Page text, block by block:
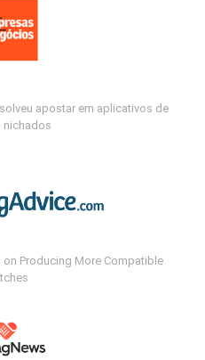
apostar em aplicativos de
nichados
Producing More Compatible